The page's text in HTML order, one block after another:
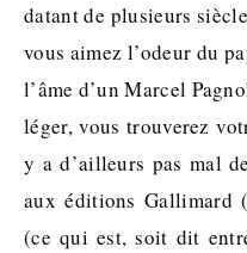
datant de plusieurs
vous aimez l’odeur du
l’âme d’un Marcel
léger, vous trouverez
y a d’ailleurs pas mal
aux éditions Gallimard
(ce qui est, soit dit